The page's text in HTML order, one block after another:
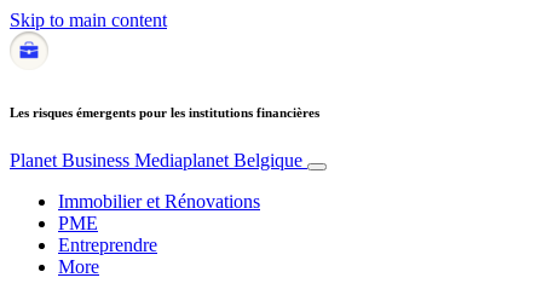
Skip to main content
Les risques émergents pour les institutions financières
Planet Business Mediaplanet Belgique
Immobilier et Rénovations
PME
Entreprendre
More